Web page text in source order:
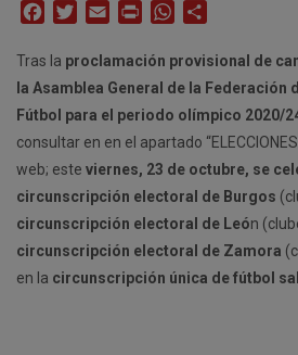
FacebookTwitterEmail Print WhatsApp
Tras la proclamación provisional de
la Asamblea General de la Federación
Fútbol para el periodo olímpico 2020/
consultar en en el apartado
web; este viernes, 23 de octubre, se
circunscripción electoral de Burgos
circunscripción electoral de León
circunscripción electoral de Zamora
en la circunscripción única de fútbol